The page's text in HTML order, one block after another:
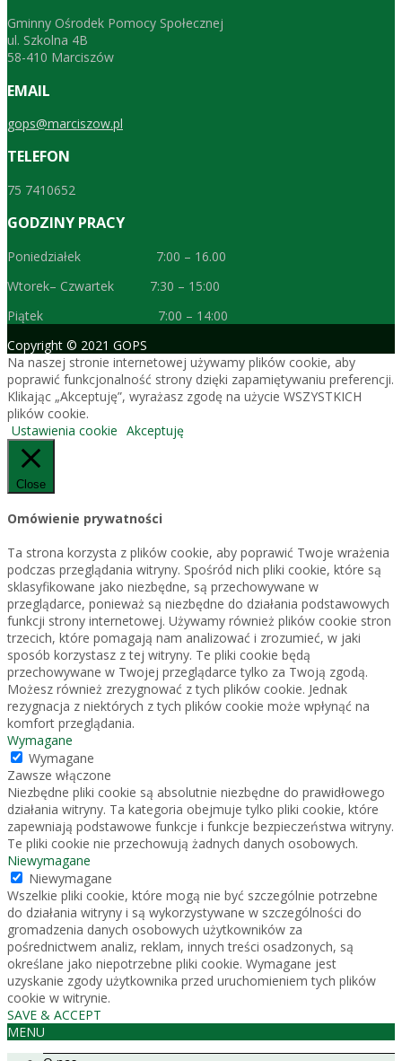
Gminny Ośrodek Pomocy Społecznej
ul. Szkolna 4B
58-410 Marciszów
EMAIL
gops@marciszow.pl
TELEFON
75 7410652
GODZINY PRACY
Poniedziałek 7:00 – 16.00
Wtorek– Czwartek 7:30 – 15:00
Piątek 7:00 – 14:00
Copyright © 2021 GOPS
Na naszej stronie internetowej używamy plików cookie, aby
poprawić funkcjonalność strony dzięki zapamiętywaniu preferencji.
Klikając „Akceptuję”, wyrażasz zgodę na użycie WSZYSTKICH
plików cookie.
Ustawienia cookie Akceptuję
Close
Omówienie prywatności
Ta strona korzysta z plików cookie, aby poprawić Twoje wrażenia
podczas przeglądania witryny. Spośród nich pliki cookie, które są
sklasyfikowane jako niezbędne, są przechowywane w
przeglądarce, ponieważ są niezbędne do działania podstawowych
funkcji strony internetowej. Używamy również plików cookie stron
trzecich, które pomagają nam analizować i zrozumieć, w jaki
sposób korzystasz z tej witryny. Te pliki cookie będą
przechowywane w Twojej przeglądarce tylko za Twoją zgodą.
Możesz również zrezygnować z tych plików cookie. Jednak
rezygnacja z niektórych z tych plików cookie może wpłynąć na
komfort przeglądania.
Wymagane
Wymagane
Zawsze włączone
Niezbędne pliki cookie są absolutnie niezbędne do prawidłowego
działania witryny. Ta kategoria obejmuje tylko pliki cookie, które
zapewniają podstawowe funkcje i funkcje bezpieczeństwa witryny.
Te pliki cookie nie przechowują żadnych danych osobowych.
Niewymagane
Niewymagane
Wszelkie pliki cookie, które mogą nie być szczególnie potrzebne
do działania witryny i są wykorzystywane w szczególności do
gromadzenia danych osobowych użytkowników za
pośrednictwem analiz, reklam, innych treści osadzonych, są
określane jako niepotrzebne pliki cookie. Wymagane jest
uzyskanie zgody użytkownika przed uruchomieniem tych plików
cookie w witrynie.
SAVE & ACCEPT
MENU